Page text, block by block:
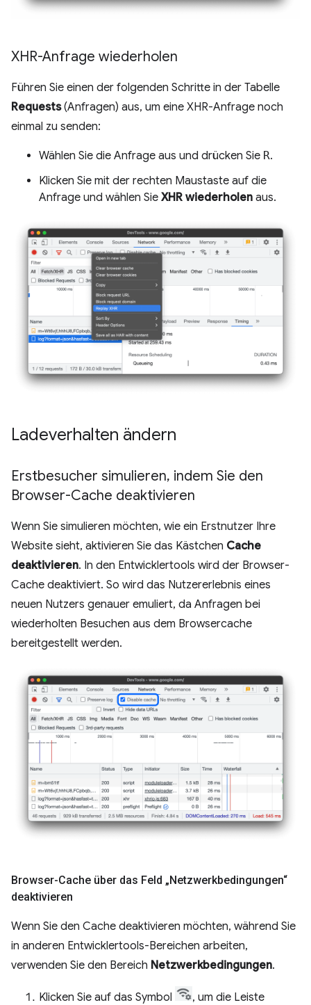
XHR-Anfrage wiederholen
Führen Sie einen der folgenden Schritte in der Tabelle
Requests(Anfragen) aus, um eine XHR-Anfrage noch
einmal zu senden:
Wählen Sie die Anfrage aus und drücken Sie R.
Klicken Sie mit der rechten Maustaste auf die
Anfrage und wählen Sie XHR wiederholen aus.
Ladeverhalten ändern
Erstbesucher simulieren, indem Sie den
Browser-Cache deaktivieren
Wenn Sie simulieren möchten, wie ein Erstnutzer Ihre
Website sieht, aktivieren Sie das Kästchen Cache
deaktivieren. In den Entwicklertools wird der Browser-
Cache deaktiviert. So wird das Nutzererlebnis eines
neuen Nutzers genauer emuliert, da Anfragen bei
wiederholten Besuchen aus dem Browsercache
bereitgestellt werden.
Browser-Cache über das Feld „Netzwerkbedingungen“
deaktivieren
Wenn Sie den Cache deaktivieren möchten, während Sie
in anderen Entwicklertools-Bereichen arbeiten,
verwenden Sie den Bereich Netzwerkbedingungen.
Klicken Sie auf das Symbol
, um die Leiste